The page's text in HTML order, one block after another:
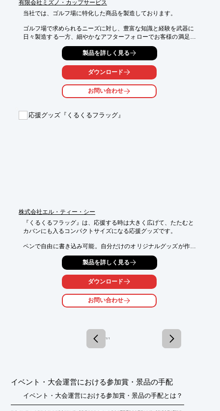
有限会社ミズノ・カップサービス
当社では、ゴルフ場に特化した商品を製造しております。
ゴルフ場で求められるニーズに対し、豊富な知識と経験を武器に
日々製造する一方、細やかなアフターフォローでお客様の満足度
上げられるよう活動しております。
また、製造卸メーカーなので直接卸をすることで予算を抑えるこ
とも可能です。
ご要望の際はお気軽にお問い合わせください。
■チャンピオンボード
製品を詳しく見る
ダウンロード
お問い合わせ
応援グッズ『くるくるフラッグ』
株式会社エル・ティー・シー
『くるくるフラッグ』は、応援する時は大きく広げて、たたむと
カバンにも入るコンパクトサイズになる応援グッズです。
ペンで自由に書き込み可能。自分だけのオリジナルグッズが作れ
両面にカラー印刷をすれば、スポンサーからのプレゼントグッズ
低価格ながら、長期利用いただけます。
■大きくて目立つのにコンパクト
製品を詳しく見る
ダウンロード
お問い合わせ
1 / 1
イベント・大会運営における参加賞・景品の手配
イベント・大会運営における参加賞・景品の手配とは？